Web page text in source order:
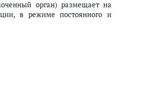
орган) размещает на
в режиме постоянного и